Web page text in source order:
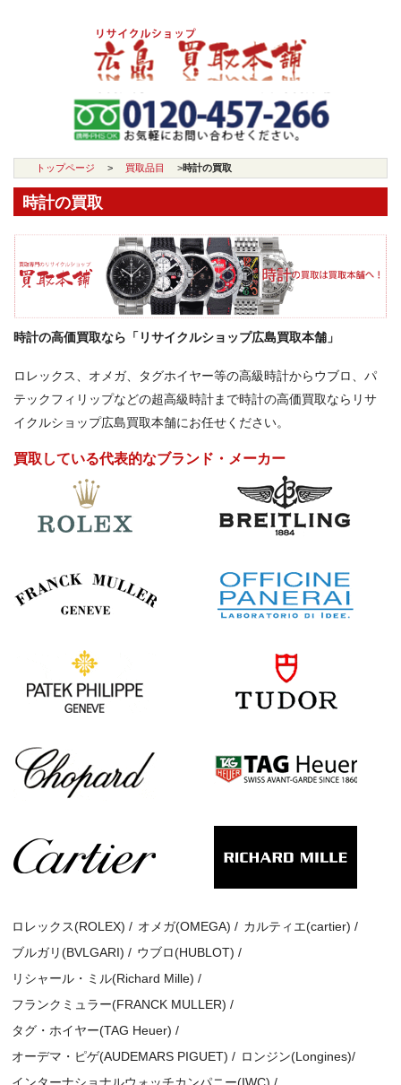
トップページ > 買取品目 >時計の買取
時計の買取
時計の高価買取なら「リサイクルショップ広島買取本舗」
ロレックス、オメガ、タグホイヤー等の高級時計からウブロ、パ
テックフィリップなどの超高級時計まで時計の高価買取ならリサ
イクルショップ広島買取本舗にお任せください。
買取している代表的なブランド・メーカー
ロレックス(ROLEX) / オメガ(OMEGA) / カルティエ(cartier) /
ブルガリ(BVLGARI) / ウブロ(HUBLOT) /
リシャール・ミル(Richard Mille) /
フランクミュラー(FRANCK MULLER) /
タグ・ホイヤー(TAG Heuer) /
オーデマ・ピゲ(AUDEMARS PIGUET) / ロンジン(Longines)/
インターナショナルウォッチカンパニー(IWC) /